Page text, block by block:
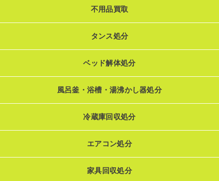
不用品買取
タンス処分
ベッド解体処分
風呂釜・浴槽・湯沸かし器処分
冷蔵庫回収処分
エアコン処分
家具回収処分